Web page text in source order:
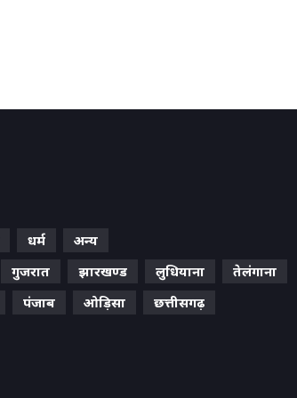
धर्म
अन्य
गुजरात झारखण्ड लुधियाना
तेलंगाना
पंजाब ओड़िसा छत्तीसगढ़